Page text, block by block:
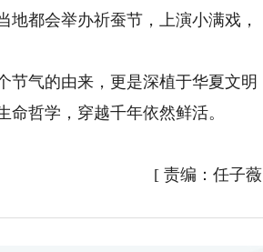
都会举办祈蚕节，上演小满戏，
气的由来，更是深植于华夏文明
哲学，穿越千年依然鲜活。
[ 责编：任子薇